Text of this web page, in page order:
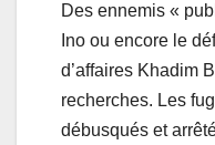
Des ennemis «
Ino ou encore le
d’affaires Khadim
recherches. Les
débusqués et